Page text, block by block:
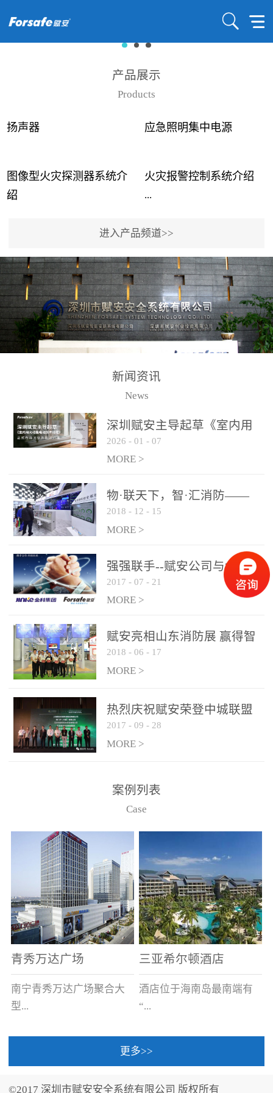
产品展示
Products
扬声器 应急照明集中电源
图像型火灾探测器系统介
绍
...
事故频发，传统的火灾探
测方法已无法满足要求。
尤其是目前众多的大型影
剧院、会议展览中心、体
育馆、大型仓库和隧道空
间等，其建筑结构特殊、
火灾隐患多。一旦发生火
传统的火灾关测器无法被
及时缺发，不能及早发现
和有效扑救火火，这不仅
力和闲难，同时也将造成
巨大的经济损失和社会影
响，基至还会造成人员伤
亡。图像型火灾探测器正
是针对这种高大空间建筑
物的消防设施、设备通过
现场图像的实时获取、预
处理和特征提取分析，实
现火焰的跟踪和识别。能
更早的进行预警，达到早
报早防的效果。 系统构
成示意图： 图像型火灾
和监控端两大部分组成。
两者之间通过以太网相
联，一台监控主机最多可
从监控主机上获取，最多
只能接6台，超过的需从现
火灾报警控制系统介绍
...
用了具有仲裁机制和冗余
校验的总线传输技术、线
路状态检测与保护技术、
后向光电感烟探测技术、
高可靠的系统抗干扰技术
等多项专利技术和专有技
警领域三十多年技术积累
和工程实践的结晶。
进入产品频道>>
新闻资讯
News
深圳赋安主导起草《室内用
光动能电池技术规程》 正式
布局光伏新能源产业
2026 - 01 - 07
MORE >
物·联天下，智·汇消防——
赋安F&S 2018上海消防展圆
满落幕
2018 - 12 - 15
MORE >
强强联手--赋安公司与金科
集团达成战略合作协议
2017 - 07 - 21
MORE >
赋安亮相山东消防展 赢得智
慧消防新荣耀
2018 - 06 - 17
MORE >
热烈庆祝赋安荣登中城联盟
联合采购战略合作平台
2017 - 09 - 28
MORE >
案例列表
Case
青秀万达广场
南宁青秀万达广场聚合大
型...
三亚希尔顿酒店
酒店位于海南岛最南端有
“...
中国的海岛天堂”之美称的
更多>>
©2017 深圳市赋安安全系统有限公司 版权所有